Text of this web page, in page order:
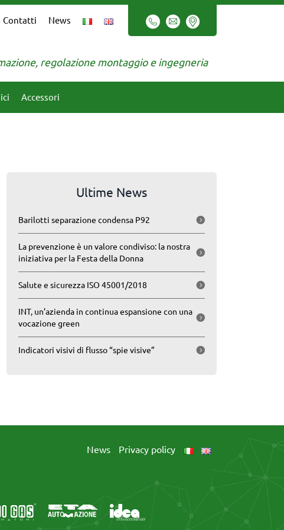
Contatti News
regolazione montaggio e ingegneria
Accessori
Ultime News
Barilotti separazione condensa P92
La prevenzione è un valore condiviso: la nostra
iniziativa per la Festa della Donna
Salute e sicurezza ISO 45001/2018
INT, un’azienda in continua espansione con una
vocazione green
Indicatori visivi di flusso “spie visive”
News Privacy policy